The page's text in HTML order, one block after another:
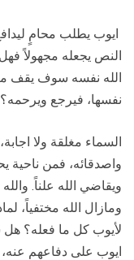
ايوب يطلب محامٍ
النص يجعله مجهولاً
الله نفسه سوف يقف
نفسها، فيرجع ويرحمه؟
السماء مغلقة ولا
واصدقائه، فمن ناحية
ويقاضي الله علناً.
ومازال الله مختفياً،
لأيوب كل ما فعله؟
ايوب على دفاعهم